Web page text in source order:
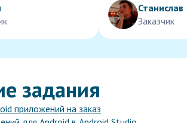
Станислав
Заказчик
задания
приложений на заказ